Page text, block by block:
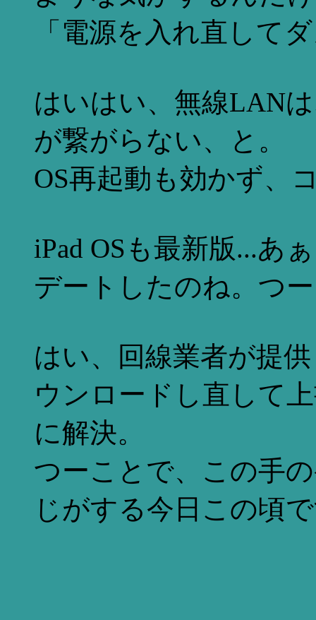
「電源を入れ直して
はいはい、無線LAN
が繋がらない、と。
OS再起動も効かず、
iPad OSも最新版...あ
デートしたのね。つ
はい、回線業者が提
ウンロードし直して
に解決。
つーことで、この手
じがする今日この頃